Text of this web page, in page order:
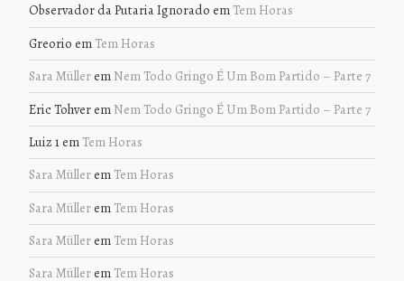
Observador da Putaria Ignorado em Tem Horas
Greorio em Tem Horas
Sara Müllerem Nem Todo Gringo É Um Bom Partido – Parte 7
Eric Tohverem Nem Todo Gringo É Um Bom Partido – Parte 7
Luiz 1em Tem Horas
Sara Müllerem Tem Horas
Sara Müllerem Tem Horas
Sara Müllerem Tem Horas
Sara Müllerem Tem Horas